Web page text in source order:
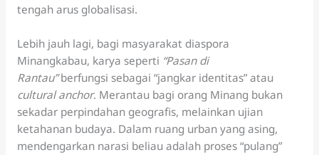
tengah arus globalisasi.
Lebih jauh lagi, bagi masyarakat diaspora
Minangkabau, karya seperti “Pasan di
Rantau”berfungsi sebagai “jangkar identitas” atau
cultural anchor. Merantau bagi orang Minang bukan
sekadar perpindahan geografis, melainkan ujian
ketahanan budaya. Dalam ruang urban yang asing,
mendengarkan narasi beliau adalah proses “pulang”